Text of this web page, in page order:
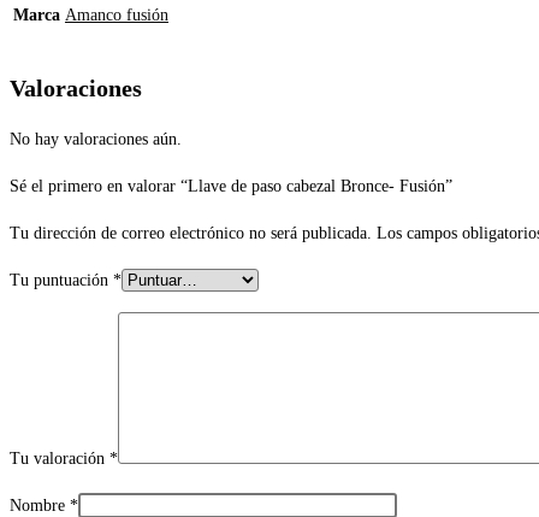
Marca Amanco fusión
Valoraciones
No hay valoraciones aún.
Sé el primero en valorar “Llave de paso cabezal Bronce- Fusión”
Tu dirección de correo electrónico no será publicada. Los campos
Tu puntuación *
Tu valoración *
Nombre *